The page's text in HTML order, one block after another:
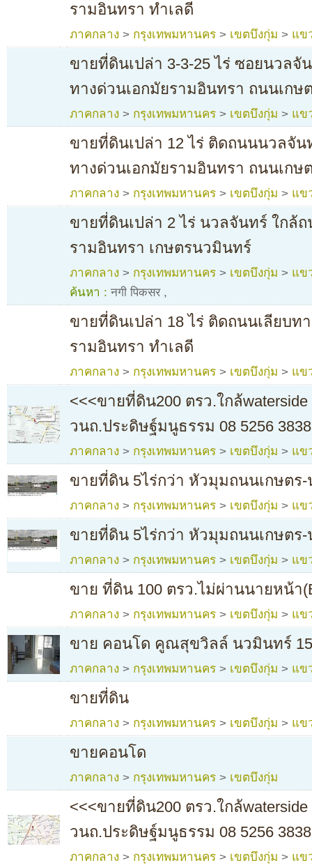
รามอินทรา ทำเลดี
ภาคกลาง > กรุงเทพมหานคร > เขตบึงกุ่ม > แข
ขายที่ดินเปล่า 3-3-25 ไร่ ซอยนวลจั
ทางด่วนเอกมัยรามอินทรา ถนนเกษ
ภาคกลาง > กรุงเทพมหานคร > เขตบึงกุ่ม > แข
ขายที่ดินเปล่า 12 ไร่ ติดถนนนวลจัน
ทางด่วนเอกมัยรามอินทรา ถนนเกษ
ภาคกลาง > กรุงเทพมหานคร > เขตบึงกุ่ม > แข
ขายที่ดินเปล่า 2 ไร่ นวลจันทร์ ใกล้
รามอินทรา เกษตรนวมินทร์
ภาคกลาง > กรุงเทพมหานคร > เขตบึงกุ่ม > แข
ค้นหา : नगी पिकसर,
ขายที่ดินเปล่า 18 ไร่ ติดถนนเลียบท
รามอินทรา ทำเลดี
ภาคกลาง > กรุงเทพมหานคร > เขตบึงกุ่ม > แข
<<<ขายที่ดิน200 ตรว.ใกล้
วนถ.ประดิษฐ์มนูธรรม 08 5256
ภาคกลาง > กรุงเทพมหานคร > เขตบึงกุ่ม > แข
ขายที่ดิน 5ไร่กว่า หัวมุมถนนเกษตร
ภาคกลาง > กรุงเทพมหานคร > เขตบึงกุ่ม > แข
ขายที่ดิน 5ไร่กว่า หัวมุมถนนเกษตร
ภาคกลาง > กรุงเทพมหานคร > เขตบึงกุ่ม > แข
ขาย ที่ดิน 100 ตรว.ไม่ผ่านนายหน้า
ภาคกลาง > กรุงเทพมหานคร > เขตบึงกุ่ม > แข
ขาย คอนโด คูณสุขวิลล์ นวมินทร์
ภาคกลาง > กรุงเทพมหานคร > เขตบึงกุ่ม > แข
ขายที่ดิน
ภาคกลาง > กรุงเทพมหานคร > เขตบึงกุ่ม > แข
ขายคอนโด
ภาคกลาง > กรุงเทพมหานคร > เขตบึงกุ่ม
<<<ขายที่ดิน200 ตรว.ใกล้
วนถ.ประดิษฐ์มนูธรรม 08 5256
ภาคกลาง > กรุงเทพมหานคร > เขตบึงกุ่ม > แข